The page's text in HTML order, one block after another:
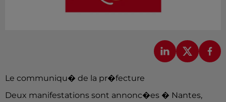
Le communiqu� de la pr�fecture
Deux manifestations sont annonc�es � Nantes,